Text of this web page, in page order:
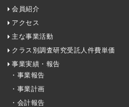
会員紹介
アクセス
主な事業活動
クラス別調査研究受託人件費単価
事業実績・報告
・事業報告
・事業計画
・会計報告